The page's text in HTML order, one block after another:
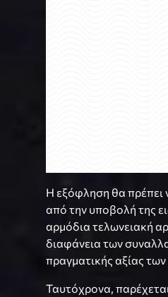
Η εξόφληση θα πρέπει
από την υποβολή της
αρμόδια τελωνειακή
διαφάνεια των
πραγματικής αξίας
Ταυτόχρονα,